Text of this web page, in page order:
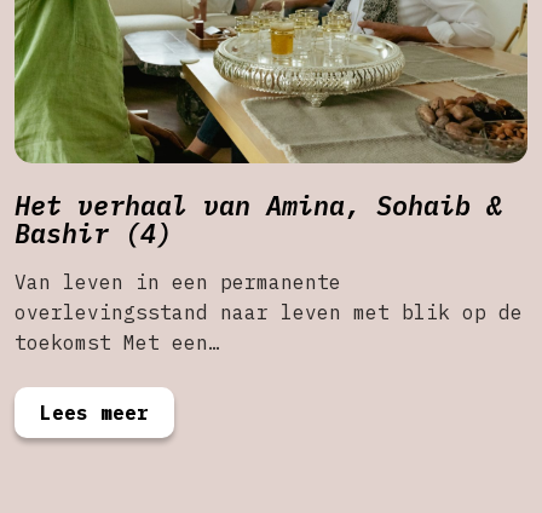
Het verhaal van Amina, Sohaib &
Bashir (4)
Van leven in een permanente
overlevingsstand naar leven met blik op de
toekomst Met een…
Lees meer